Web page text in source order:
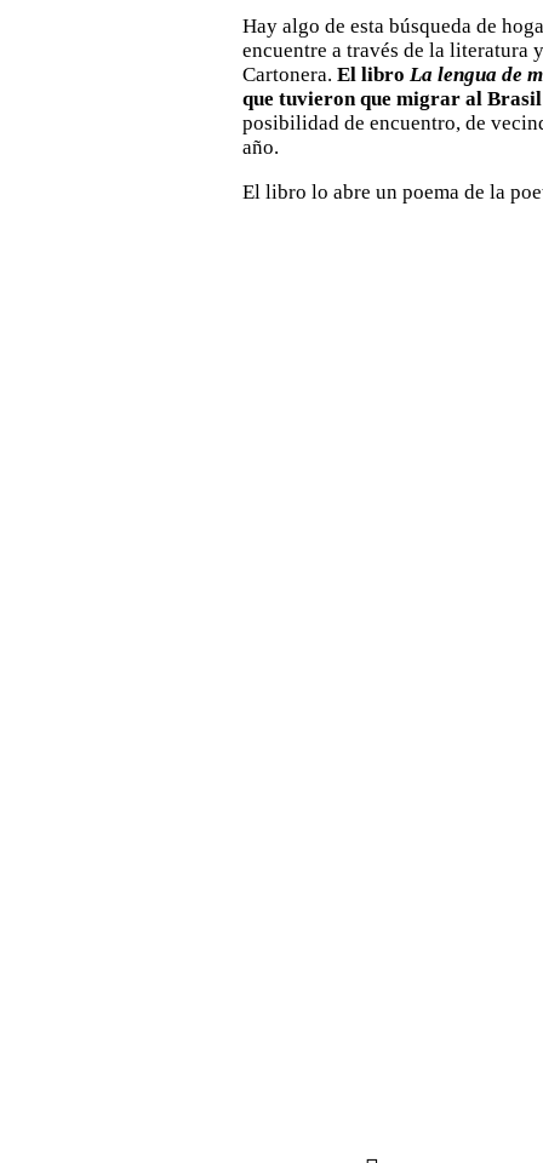
Hay algo de esta búsqueda de
encuentre a través de la literatura
Cartonera. El libro La lengua de
que tuvieron que migrar al Brasil
posibilidad de encuentro, de
año.
El libro lo abre un poema de la